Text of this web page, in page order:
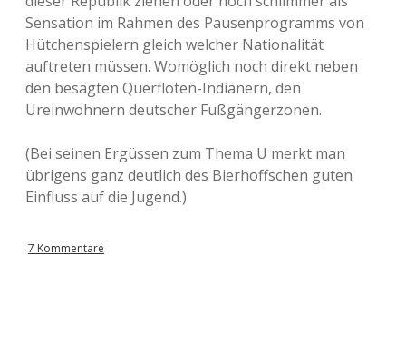
Sensation im Rahmen des Pausenprogramms von
Hütchenspielern gleich welcher Nationalität
auftreten müssen. Womöglich noch direkt neben
den besagten Querflöten-Indianern, den
Ureinwohnern deutscher Fußgängerzonen.
(Bei seinen Ergüssen zum Thema U merkt man
übrigens ganz deutlich des Bierhoffschen guten
Einfluss auf die Jugend.)
7 Kommentare